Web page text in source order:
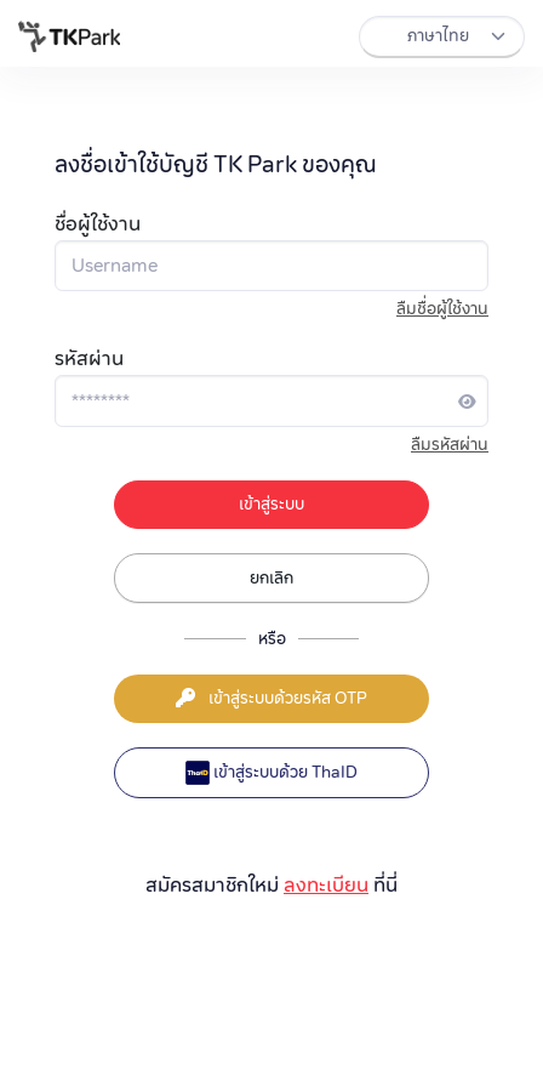
ลงชื่อเข้าใช้บัญชี TK Park ของคุณ
ชื่อผู้ใช้งาน
ลืมชื่อผู้ใช้งาน
รหัสผ่าน
ลืมรหัสผ่าน
เข้าสู่ระบบ
ยกเลิก
หรือ
เข้าสู่ระบบด้วยรหัส OTP
เข้าสู่ระบบด้วย ThaID
สมัครสมาชิกใหม่ ลงทะเบียน ที่นี่